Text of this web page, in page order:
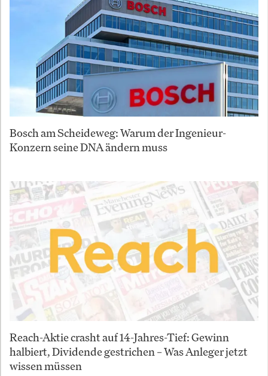
Bosch am Scheideweg: Warum der Ingenieur-
Konzern seine DNA ändern muss
Reach-Aktie crasht auf 14-Jahres-Tief: Gewinn
halbiert, Dividende gestrichen – Was Anleger jetzt
wissen müssen